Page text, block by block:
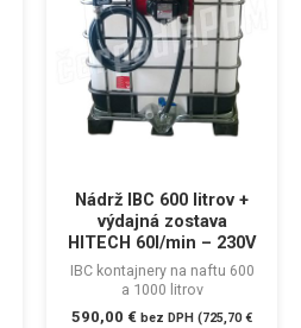
Nádrž IBC 600 litrov +
výdajná zostava
HITECH 60l/min – 230V
IBC kontajnery na naftu 600
a 1000 litrov
590,00 € bez DPH (725,70€